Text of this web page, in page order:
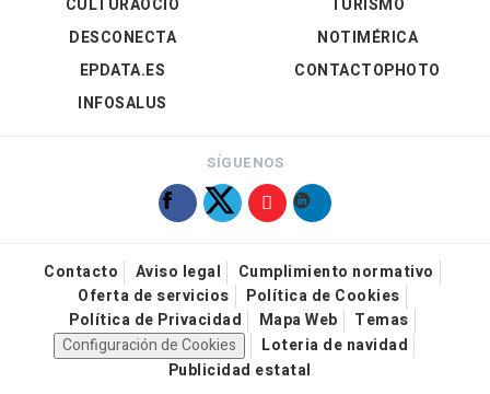
CULTURAOCIO
DESCONECTA
EPDATA.ES
INFOSALUS
TURISMO
NOTIMÉRICA
CONTACTOPHOTO
SÍGUENOS
Contacto Aviso legal
Cumplimiento normativo
Oferta de servicios
Política de Cookies
Política de Privacidad
Mapa Web
Temas
Configuración de Cookies
Loteria de navidad
Publicidad estatal